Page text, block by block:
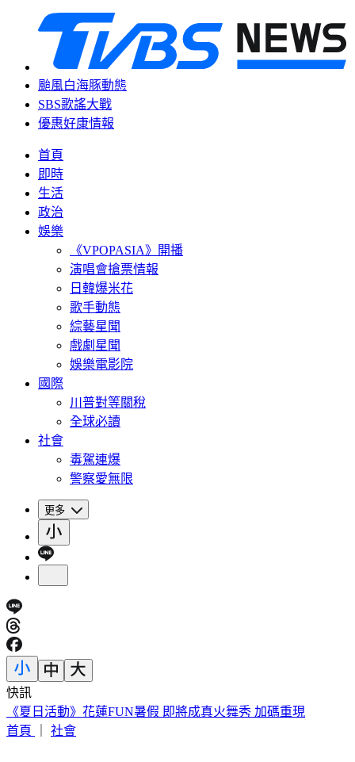
颱風白海豚動態
SBS歌謠大戰
優惠好康情報
首頁
即時
生活
政治
娛樂
《VPOPASIA》開播
演唱會搶票情報
日韓爆米花
歌手動態
綜藝星聞
戲劇星聞
娛樂電影院
國際
川普對等關稅
全球必讀
社會
毒駕連爆
警察愛無限
更多
快訊
致癌油爭議延燒！拍板20%下架標準 林靜儀：衛福部全體負
責